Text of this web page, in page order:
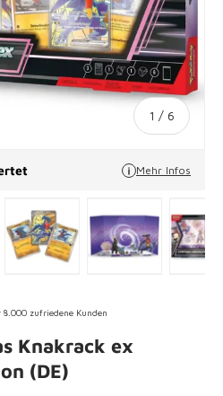
1 / von
6
Mehr Infos
8.000 zufriedene Kunden
Knakrack ex
(DE)